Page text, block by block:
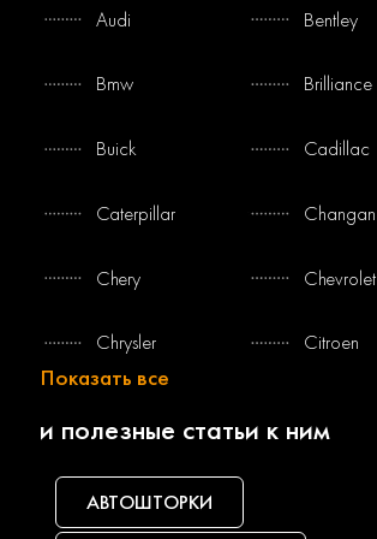
Audi Bentley
Bmw Brilliance
Buick Cadillac
Caterpillar Changan
Chery Chevrolet
Chrysler Citroen
Daf
Показать все
и полезные статьи к ним
АВТОШТОРКИ